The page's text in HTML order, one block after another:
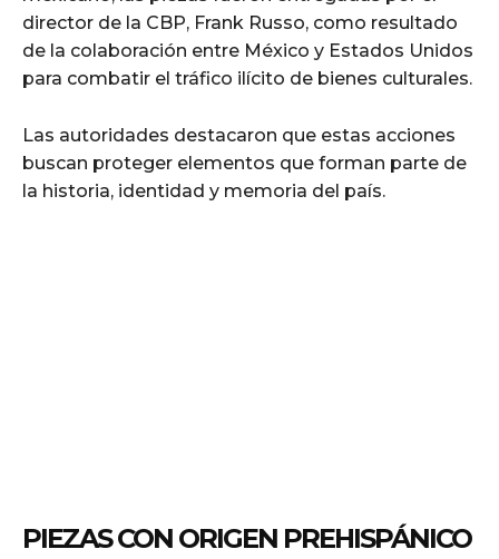
director de la CBP, Frank Russo, como resultado
de la colaboración entre México y Estados Unidos
para combatir el tráfico ilícito de bienes culturales.
Las autoridades destacaron que estas acciones
buscan proteger elementos que forman parte de
la historia, identidad y memoria del país.
PIEZAS CON ORIGEN PREHISPÁNICO